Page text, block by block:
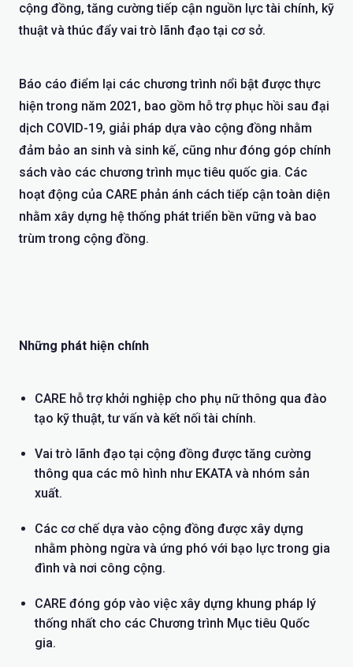
cộng đồng, tăng cường tiếp cận nguồn lực tài chính, kỹ
thuật và thúc đẩy vai trò lãnh đạo tại cơ sở.
Báo cáo điểm lại các chương trình nổi bật được thực
hiện trong năm 2021, bao gồm hỗ trợ phục hồi sau đại
dịch COVID-19, giải pháp dựa vào cộng đồng nhằm
đảm bảo an sinh và sinh kế, cũng như đóng góp chính
sách vào các chương trình mục tiêu quốc gia. Các
hoạt động của CARE phản ánh cách tiếp cận toàn diện
nhằm xây dựng hệ thống phát triển bền vững và bao
trùm trong cộng đồng.
Những phát hiện chính
CARE hỗ trợ khởi nghiệp cho phụ nữ thông qua đào
tạo kỹ thuật, tư vấn và kết nối tài chính.
Vai trò lãnh đạo tại cộng đồng được tăng cường
thông qua các mô hình như EKATA và nhóm sản
xuất.
Các cơ chế dựa vào cộng đồng được xây dựng
nhằm phòng ngừa và ứng phó với bạo lực trong gia
đình và nơi công cộng.
CARE đóng góp vào việc xây dựng khung pháp lý
thống nhất cho các Chương trình Mục tiêu Quốc
gia.